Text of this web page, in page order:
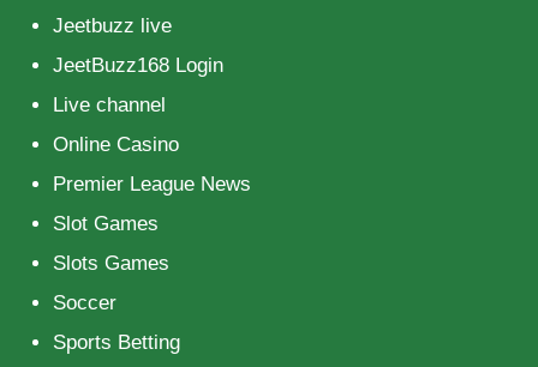
Jeetbuzz live
JeetBuzz168 Login
Live channel
Online Casino
Premier League News
Slot Games
Slots Games
Soccer
Sports Betting